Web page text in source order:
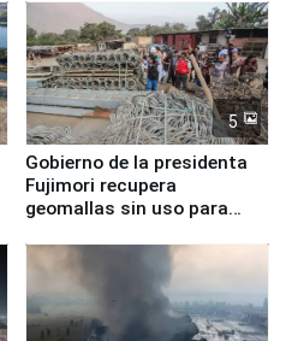
5
Gobierno de la presidenta
Fujimori recupera
geomallas sin uso para
Fenómeno El Niño